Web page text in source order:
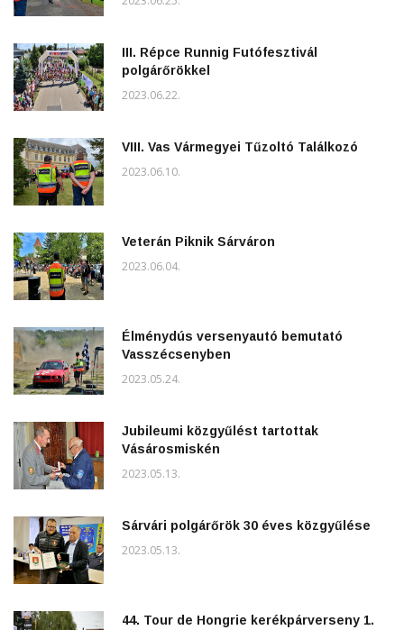
III. Répce Runnig Futófesztivál
polgárőrökkel
2023.06.22.
VIII. Vas Vármegyei Tűzoltó Találkozó
2023.06.10.
Veterán Piknik Sárváron
2023.06.04.
Élménydús versenyautó bemutató
Vasszécsenyben
2023.05.24.
Jubileumi közgyűlést tartottak
Vásárosmiskén
2023.05.13.
Sárvári polgárőrök 30 éves közgyűlése
2023.05.13.
44. Tour de Hongrie kerékpárverseny 1.